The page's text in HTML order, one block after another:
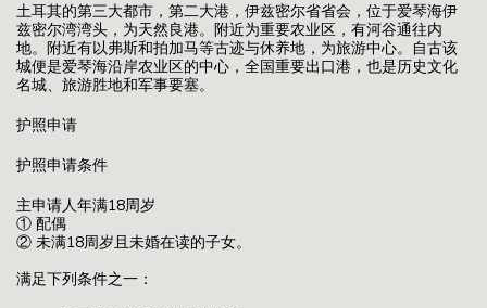
土耳其的第三大都市，第二大港，伊兹密尔省省会，位于爱琴海伊
兹密尔湾湾头，为天然良港。附近为重要农业区，有河谷通往内
地。附近有以弗斯和拍加马等古迹与休养地，为旅游中心。自古该
城便是爱琴海沿岸农业区的中心，全国重要出口港，也是历史文化
名城、旅游胜地和军事要塞。
护照申请
护照申请条件
主申请人年满18周岁
① 配偶
② 未满18周岁且未婚在读的子女。
满足下列条件之一：